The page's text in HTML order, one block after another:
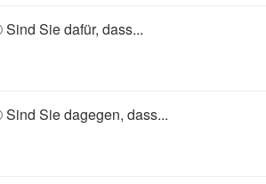
Sind Sie dafür, dass...
Sind Sie dagegen, dass...